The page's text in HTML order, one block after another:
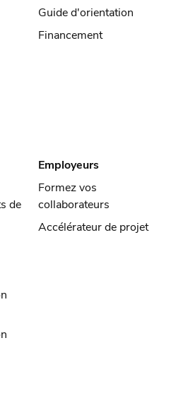
Guide d'orientation
Financement
de
Employeurs
Formez vos
collaborateurs
Accélérateur de projet